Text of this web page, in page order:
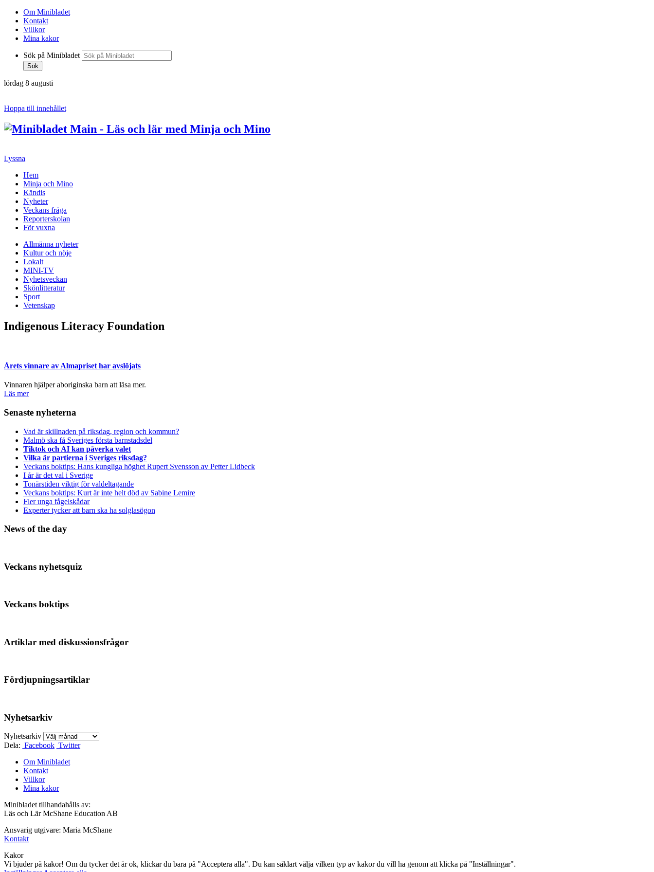
Om Minibladet
Kontakt
Villkor
Mina kakor
Sök på Minibladet
Sök
lördag 8 augusti
Hoppa till innehållet
Lyssna
Hem
Minja och Mino
Kändis
Nyheter
Veckans fråga
Reporterskolan
För vuxna
Allmänna nyheter
Kultur och nöje
Lokalt
MINI-TV
Nyhetsveckan
Skönlitteratur
Sport
Vetenskap
Indigenous Literacy Foundation
Årets vinnare av Almapriset har avslöjats
Vinnaren hjälper aboriginska barn att läsa mer.
Läs mer
Senaste nyheterna
Vad är skillnaden på riksdag, region och kommun?
Malmö ska få Sveriges första barnstadsdel
Tiktok och AI kan påverka valet
Vilka är partierna i Sveriges riksdag?
Veckans boktips: Hans kungliga höghet Rupert Svensson av Petter Lidbeck
I år är det val i Sverige
Tonårstiden viktig för valdeltagande
Veckans boktips: Kurt är inte helt död av Sabine Lemire
Fler unga fågelskådar
Experter tycker att barn ska ha solglasögon
News of the day
Veckans nyhetsquiz
Veckans boktips
Artiklar med diskussionsfrågor
Fördjupningsartiklar
Nyhetsarkiv
Nyhetsarkiv
Dela: Facebook Twitter
Om Minibladet
Kontakt
Villkor
Mina kakor
Minibladet tillhandahålls av:
Läs och Lär McShane Education AB
Ansvarig utgivare: Maria McShane
Kontakt
Kakor
Vi bjuder på kakor! Om du tycker det är ok, klickar du bara på "Acceptera alla". Du kan såklart välja vilken typ av kakor du vill ha genom att klicka på "Inställningar".